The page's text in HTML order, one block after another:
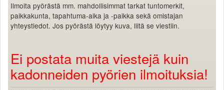
Ohjeet
Ajoneuvot
Osat
TAPAHTUMAT
MP15 kuvia
MP14 kuvia
Ilmoita pyörästä mm. mahdollisimmat tarkat tuntomerkit,
paikkakunta, tapahtuma-aika ja -paikka sekä omistajan
yhteystiedot. Jos pyörästä löytyy kuva, liitä se viestiin.
Ei postata muita viestejä kuin
kadonneiden pyörien ilmoituksia!